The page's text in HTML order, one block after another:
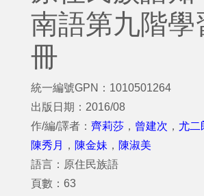
南語第九階學
冊
統一編號GPN：1010501264
出版日期：2016/08
作/編/譯者： 齊莉莎 ， 曾建次 ， 尤二
陳秀月
， 陳金妹 ， 陳淑美
語言：原住民族語
頁數：63